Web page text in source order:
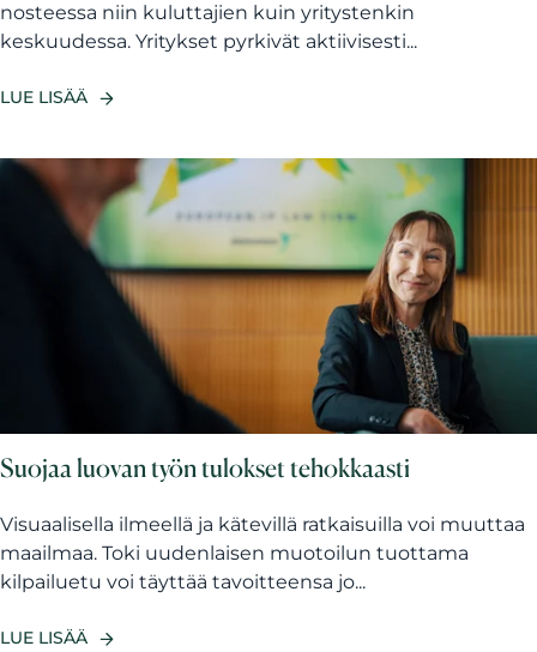
nosteessa niin kuluttajien kuin yritystenkin
keskuudessa. Yritykset pyrkivät aktiivisesti...
LUE LISÄÄ
Suojaa luovan työn tulokset tehokkaasti
Visuaalisella ilmeellä ja kätevillä ratkaisuilla voi muuttaa
maailmaa. Toki uudenlaisen muotoilun tuottama
kilpailuetu voi täyttää tavoitteensa jo...
LUE LISÄÄ